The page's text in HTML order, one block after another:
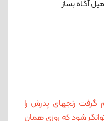
آگاه بساز
رنجهای پدرش را
شود که روزی همان